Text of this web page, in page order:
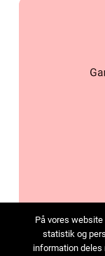
På vores
statistik og
information deles